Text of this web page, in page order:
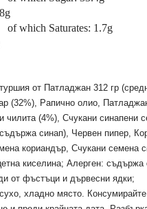
of which Saturates: 1.7g
от Патладжан 312 гр
(32%), Рапично олио,
чилита (4%), Счукани синапени
синап), Червен пипер,
кориандър, Счукани семена
киселина; Алерген: съдържа
от фъстъци и дървесни ядки;
хладно място.